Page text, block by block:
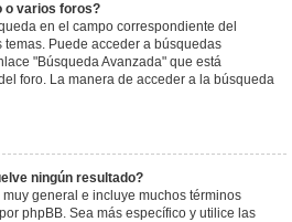
o varios foros?
en el campo correspondiente del
Puede acceder a búsquedas
"Búsqueda Avanzada" que está
foro. La manera de acceder a la búsqueda
ningún resultado?
general e incluye muchos términos
phpBB. Sea más específico y utilice las